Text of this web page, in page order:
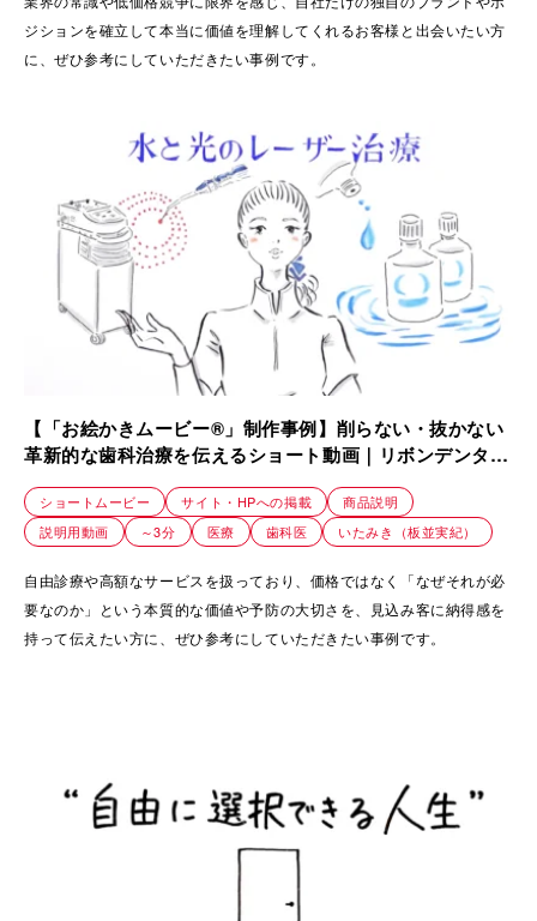
ジションを確立して本当に価値を理解してくれるお客様と出会いたい方
に、ぜひ参考にしていただきたい事例です。
【「お絵かきムービー®」制作事例】削らない・抜かない
革新的な歯科治療を伝えるショート動画｜リボンデンタル
クリニック
ショートムービー サイト・HPへの掲載
商品説明
説明用動画
～3分 医療 歯科医 いたみき（板並実紀）
自由診療や高額なサービスを扱っており、価格ではなく「なぜそれが必
要なのか」という本質的な価値や予防の大切さを、見込み客に納得感を
持って伝えたい方に、ぜひ参考にしていただきたい事例です。